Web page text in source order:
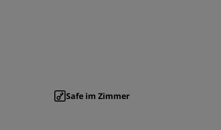
Safe im Zimmer